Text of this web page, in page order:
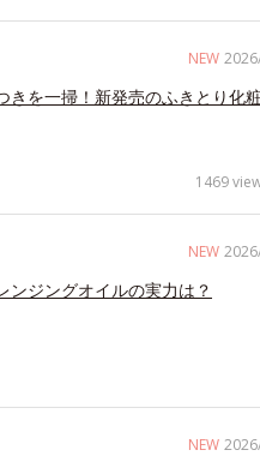
NEW
きを一掃！新発売のふきとり化
1469
NEW
ンジングオイルの実力は？
NEW